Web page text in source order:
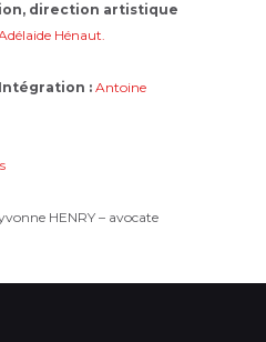
direction artistique
Hénaut.
:Antoine
HENRY – avocate